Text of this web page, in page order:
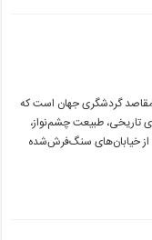
مقاصد گردشگری جهان است که
تاریخی، طبیعت چشم‌نواز،
از خیابان‌های سنگ‌فرش‌شده